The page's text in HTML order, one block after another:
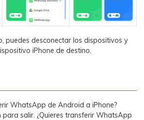
puedes desconectar los dispositivos y
iPhone de destino.
WhatsApp de Android a iPhone?
salir. ¿Quieres transferir WhatsApp